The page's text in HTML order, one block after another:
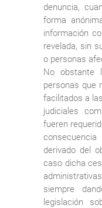
denuncia,
forma
información
revelada, sin
o personas
No obstante
personas que
facilitados a
judiciales
fueren
derivado del
caso dicha
siempre
legislación